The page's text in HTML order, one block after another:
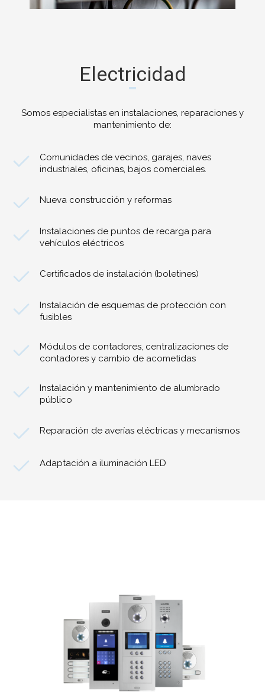
Electricidad
Somos especialistas en instalaciones, reparaciones y
mantenimiento de:
Comunidades de vecinos, garajes, naves
industriales, oficinas, bajos comerciales.
Nueva construcción y reformas
Instalaciones de puntos de recarga para
vehículos eléctricos
Certificados de instalación (boletines)
Instalación de esquemas de protección con
fusibles
Módulos de contadores, centralizaciones de
contadores y cambio de acometidas
Instalación y mantenimiento de alumbrado
público
Reparación de averías eléctricas y mecanismos
Adaptación a iluminación LED